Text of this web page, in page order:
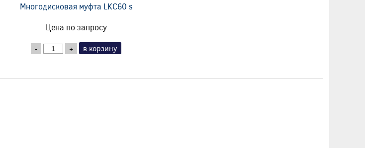
Многодисковая муфта LKC60 s
Цена по запросу
- + в корзину